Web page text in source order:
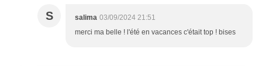
S salima 03/09/2024 21:51
merci ma belle ! l'été en vacances c'était top ! bises